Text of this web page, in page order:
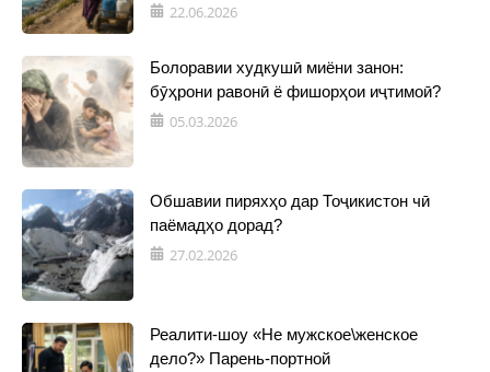
22.06.2026
Болоравии худкушӣ миёни занон:
бӯҳрони равонӣ ё фишорҳои иҷтимоӣ?
05.03.2026
Обшавии пиряхҳо дар Тоҷикистон чӣ
паёмадҳо дорад?
27.02.2026
Реалити-шоу «Не мужское\женское
дело?» Парень-портной